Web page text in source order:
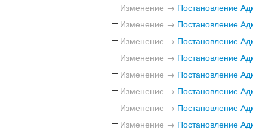
Изменение → Постановление
Изменение → Постановление
Изменение → Постановление
Изменение → Постановление
Изменение → Постановление
Изменение → Постановление
Изменение → Постановление
Изменение → Постановление